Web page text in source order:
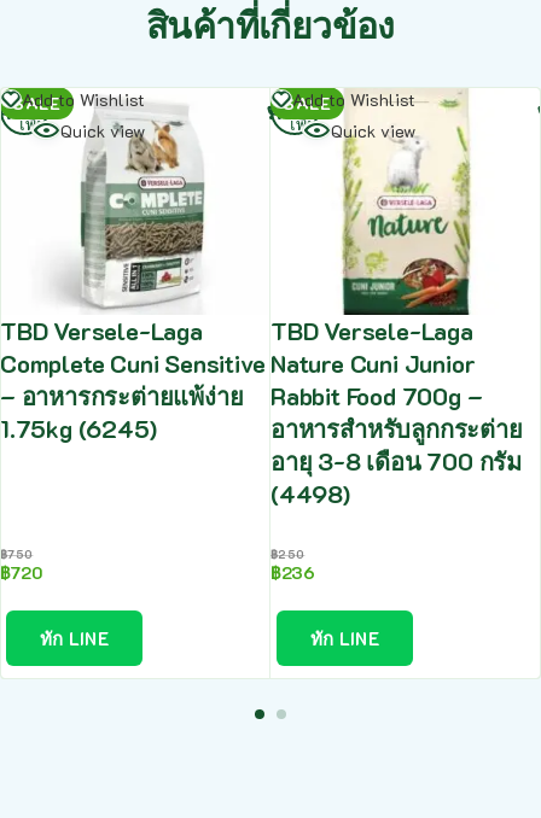
สินค้าที่เกี่ยวข้อง
SALE
Add to Wishlist
Quick view
TBD Versele-Laga
Complete Cuni Sensitive
– อาหารกระต่ายแพ้ง่าย
1.75kg (6245)
฿750
฿720
ทัก LINE
อ่าน
เพิ่ม
SALE
Add to Wishlist
Quick view
TBD Versele-Laga
Nature Cuni Junior
Rabbit Food 700g –
อาหารสำหรับลูกกระต่าย
อายุ 3-8 เดือน 700 กรัม
(4498)
฿250
฿236
ทัก LINE
อ่าน
เพิ่ม